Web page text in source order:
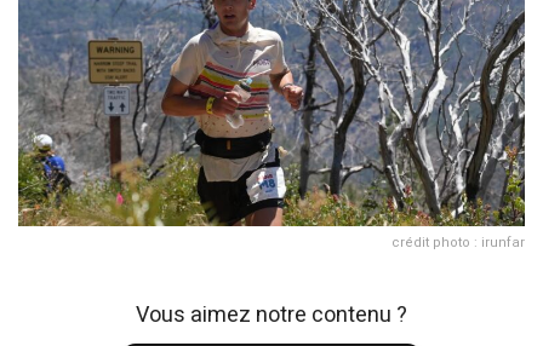
crédit photo : irunfar
Vous aimez notre contenu ?